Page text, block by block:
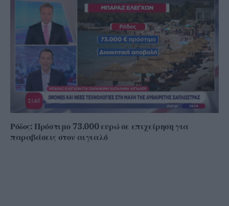
Ρόδος: Πρόστιμο 73.000 ευρώ σε επιχείρηση για
παραβάσεις στον αιγιαλό